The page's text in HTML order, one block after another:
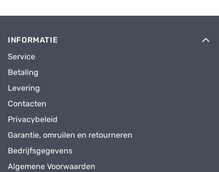
INFORMATIE
Service
Betaling
Levering
Contacten
Privacybeleid
Garantie, omruilen en retourneren
Bedrijfsgegevens
Algemene Voorwaarden